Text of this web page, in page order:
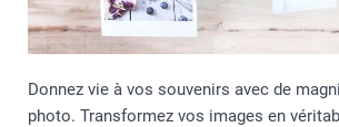
Donnez vie à vos souvenirs avec de
photo. Transformez vos images en